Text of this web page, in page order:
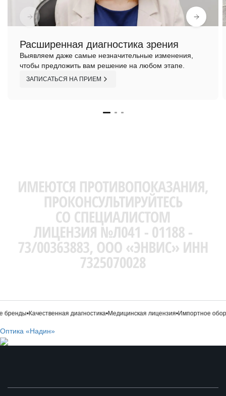
Расширенная диагностика зрения
Выявляем даже самые незначительные изменения,
чтобы предложить вам решение на любом этапе.
ЗАПИСАТЬСЯ НА ПРИЕМ
•Качественная диагностика•Медицинская лицензия•Импортное
Оптика «Надин»